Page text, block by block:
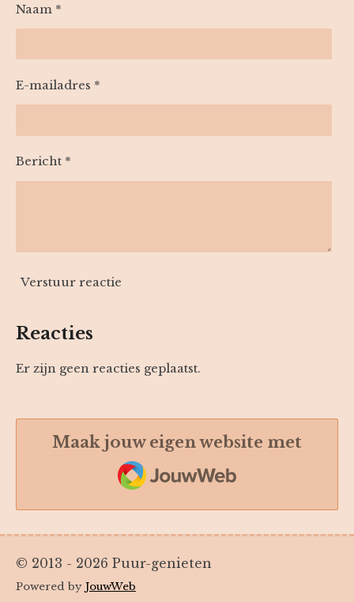
Naam *
E-mailadres *
Bericht *
Verstuur reactie
Reacties
Er zijn geen reacties geplaatst.
Maak jouw eigen website met
JouwWeb
© 2013 - 2026 Puur-genieten
Powered by JouwWeb